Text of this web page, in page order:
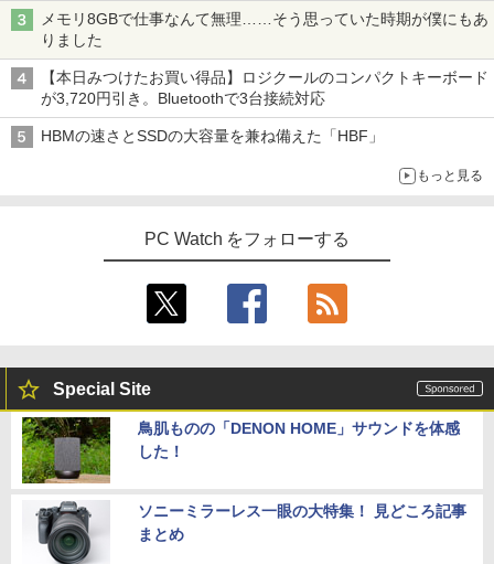
ピーカー・ヘッドフォン端子搭載 ゼロフ
レーム スピーカー搭載 VESA 24KG3YX1
￥14,980
メモリ8GBで仕事なんて無理……そう思っていた時期が僕にもあ
りました
【本日みつけたお買い得品】ロジクールのコンパクトキーボード
が3,720円引き。Bluetoothで3台接続対応
HBMの速さとSSDの大容量を兼ね備えた「HBF」
もっと見る
PC Watch をフォローする
Special Site
鳥肌ものの「DENON HOME」サウンドを体感
した！
ソニーミラーレス一眼の大特集！ 見どころ記事
まとめ